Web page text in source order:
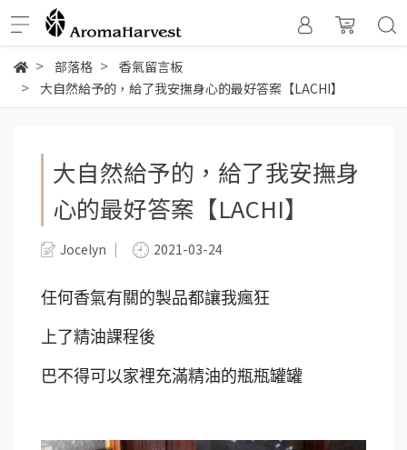
部落格
香氣留言板
大自然給予的，給了我安撫身心的最好答案【LACHI】
大自然給予的，給了我安撫身
心的最好答案【LACHI】
Jocelyn 2021-03-24
任何香氣有關的製品都讓我瘋狂
上了精油課程後
巴不得可以家裡充滿精油的瓶瓶罐罐